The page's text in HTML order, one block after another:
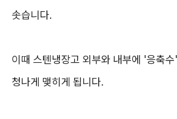
솟습니다.
이때 스텐냉장고 외부와 내부에 '응축
청나게 맺히게 됩니다.